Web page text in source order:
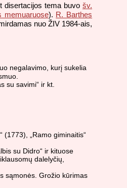
disertacijos tema buvošv.
memuaruose). R. Barthes
nuo ŽIV 1984-ais,
negalavimo, kurį sukelia
su savimi“ ir kt.
„Ramo giminaitis“
su Didro“ ir kituose
dalelyčių,
sąmonės. Grožio kūrimas